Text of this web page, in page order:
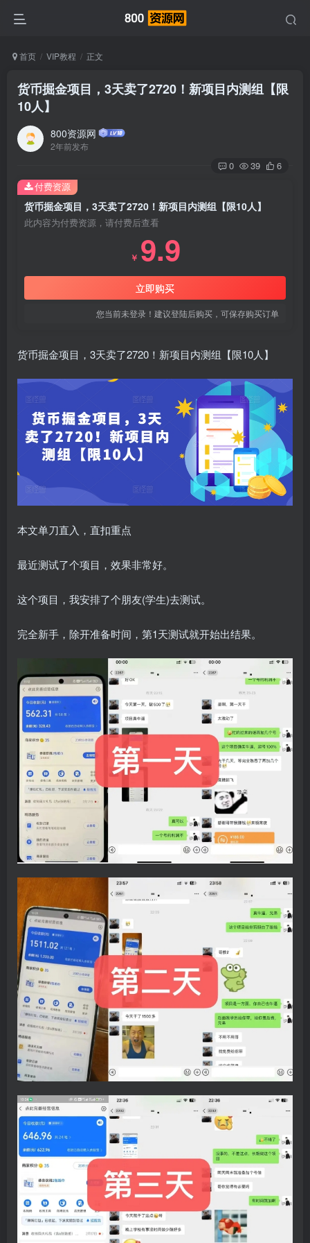
首页 VIP教程 正文
货币掘金项目，3天卖了2720！新项目内测组【限
10人】
800资源网
2年前发布
0 39 6
货币掘金项目，3天卖了2720！新项目内测组【限10人】
此内容为付费资源，请付费后查看
￥ 9.9
立即购买
您当前未登录！建议登陆后购买，可保存购买订单
付费资源
货币掘金项目，3天卖了2720！新项目内测组【限10人】
本文单刀直入，直扣重点
最近测试了个项目，效果非常好。
这个项目，我安排了个朋友(学生)去测试。
完全新手，除开准备时间，第1天测试就开始出结果。